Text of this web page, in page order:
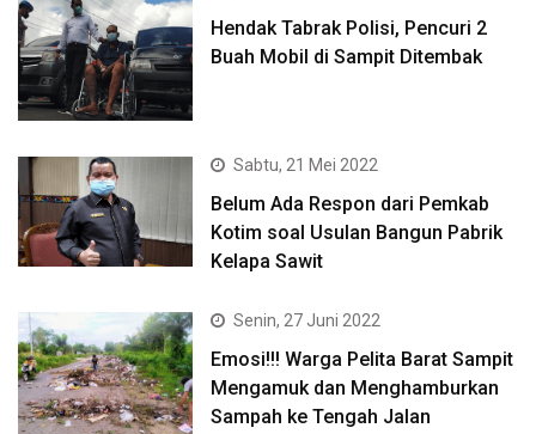
Hendak Tabrak Polisi, Pencuri 2
Buah Mobil di Sampit Ditembak
Sabtu, 21 Mei 2022
Belum Ada Respon dari Pemkab
Kotim soal Usulan Bangun Pabrik
Kelapa Sawit
Senin, 27 Juni 2022
Emosi!!! Warga Pelita Barat Sampit
Mengamuk dan Menghamburkan
Sampah ke Tengah Jalan